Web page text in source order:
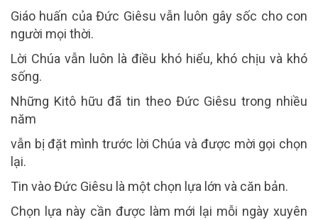
Giáo huấn của Đức Giêsu vẫn luôn gây sốc cho con
người mọi thời.
Lời Chúa vẫn luôn là điều khó hiểu, khó chịu và khó
sống.
Những Kitô hữu đã tin theo Đức Giêsu trong nhiều
năm
vẫn bị đặt mình trước lời Chúa và được mời gọi chọn
lại.
Tin vào Đức Giêsu là một chọn lựa lớn và căn bản.
Chọn lựa này cần được làm mới lại mỗi ngày xuyên